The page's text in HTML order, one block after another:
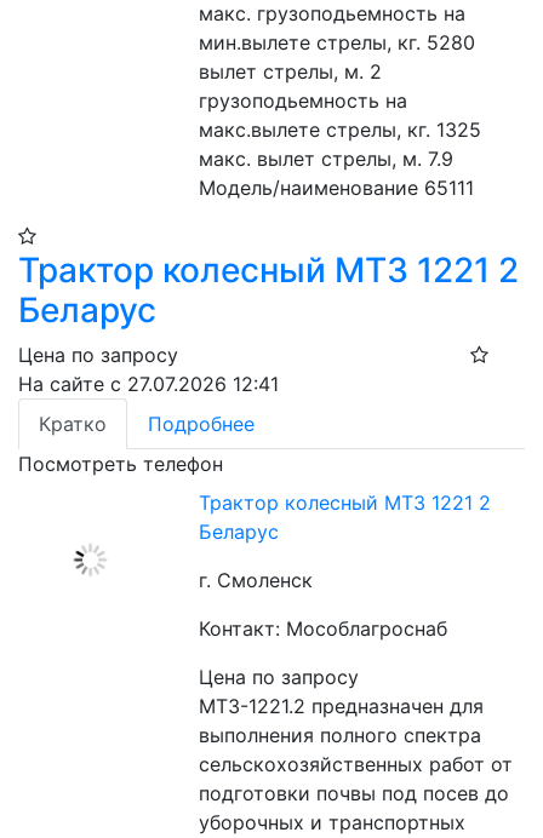
макс. грузоподьемность на
мин.вылете стрелы, кг. 5280
вылет стрелы, м. 2
грузоподьемность на
макс.вылете стрелы, кг. 1325
макс. вылет стрелы, м. 7.9
Модель/наименование 65111
Трактор колесный МТЗ 1221 2
Беларус
Цена по запросу
На сайте с 27.07.2026 12:41
Кратко
Подробнее
Посмотреть телефон
Трактор колесный МТЗ 1221 2
Беларус
г. Смоленск
Контакт: Мособлагроснаб
Цена по запросу
МТЗ-1221.2 предназначен для
выполнения полного спектра
сельскохозяйственных работ от
подготовки почвы под посев до
уборочных и транспортных